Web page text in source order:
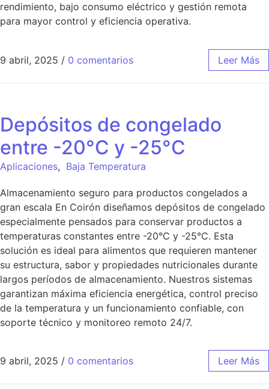
rendimiento, bajo consumo eléctrico y gestión remota
para mayor control y eficiencia operativa.
9 abril, 2025 / 0 comentarios Leer Más
Depósitos de congelado
entre -20°C y -25°C
Aplicaciones, Baja Temperatura
Almacenamiento seguro para productos congelados a
gran escala En Coirón diseñamos depósitos de congelado
especialmente pensados para conservar productos a
temperaturas constantes entre -20°C y -25°C. Esta
solución es ideal para alimentos que requieren mantener
su estructura, sabor y propiedades nutricionales durante
largos períodos de almacenamiento. Nuestros sistemas
garantizan máxima eficiencia energética, control preciso
de la temperatura y un funcionamiento confiable, con
soporte técnico y monitoreo remoto 24/7.
9 abril, 2025 / 0 comentarios Leer Más